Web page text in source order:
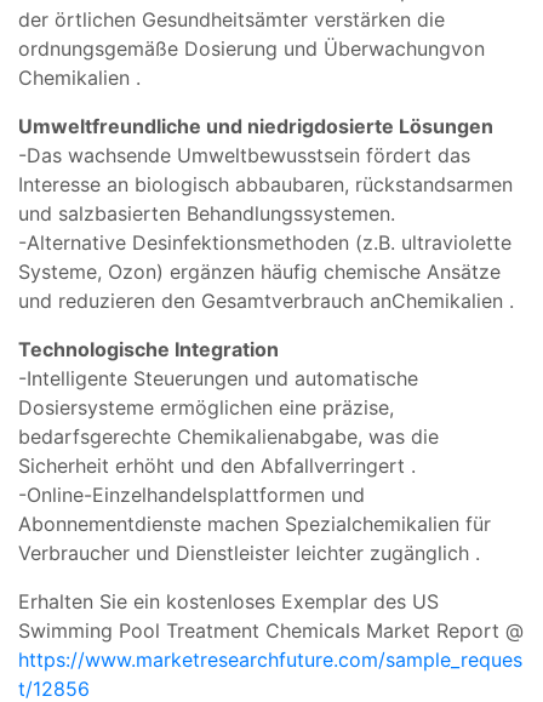
der örtlichen Gesundheitsämter verstärken die
ordnungsgemäße Dosierung und Überwachungvon
Chemikalien .
Umweltfreundliche und niedrigdosierte Lösungen
-Das wachsende Umweltbewusstsein fördert das
Interesse an biologisch abbaubaren, rückstandsarmen
und salzbasierten Behandlungssystemen.
-Alternative Desinfektionsmethoden (z.B. ultraviolette
Systeme, Ozon) ergänzen häufig chemische Ansätze
und reduzieren den Gesamtverbrauch anChemikalien .
Technologische Integration
-Intelligente Steuerungen und automatische
Dosiersysteme ermöglichen eine präzise,
bedarfsgerechte Chemikalienabgabe, was die
Sicherheit erhöht und den Abfallverringert .
-Online-Einzelhandelsplattformen und
Abonnementdienste machen Spezialchemikalien für
Verbraucher und Dienstleister leichter zugänglich .
Erhalten Sie ein kostenloses Exemplar des US
Swimming Pool Treatment Chemicals Market Report @
https://www.marketresearchfuture.com/sample_reques
t/12856